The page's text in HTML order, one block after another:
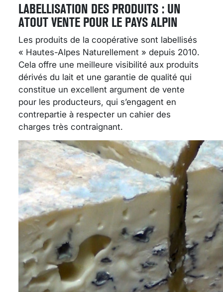
LABELLISATION DES PRODUITS : UN
ATOUT VENTE POUR LE PAYS ALPIN
Les produits de la coopérative sont labellisés
« Hautes-Alpes Naturellement » depuis 2010.
Cela offre une meilleure visibilité aux produits
dérivés du lait et une garantie de qualité qui
constitue un excellent argument de vente
pour les producteurs, qui s’engagent en
contrepartie à respecter un cahier des
charges très contraignant.